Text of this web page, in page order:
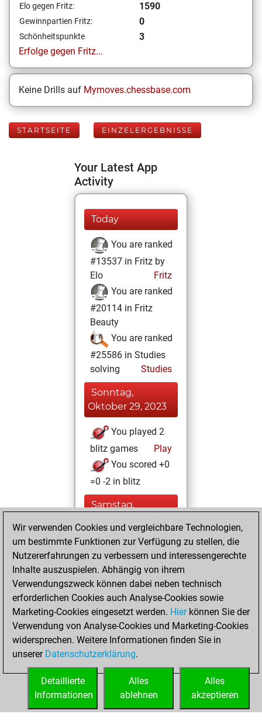
Elo gegen Fritz: 1590
Gewinnpartien Fritz: 0
Schönheitspunkte
3
Erfolge gegen Fritz...
Keine Drills auf Mymoves.chessbase.com
STARTSEITE EINZELERGEBNISSE
Your Latest App
Activity
Today
You are ranked
#13537 in Fritz by
Elo
Fritz
You are ranked
#20114 in Fritz
Beauty
You are ranked
#25586 in Studies
solving
Studies
Sonntag,
Oktober 29, 2023
You played 2
blitz games
Play
You scored +0
=0 -2 in blitz
Samstag,
You achieved a
BeautyScore of 3
Fritz
achieved a new Elo
of 1590
You created
your Fritz account
You created
your Studies account
Studies
Wir verwenden Cookies und vergleichbare Technologien,
um bestimmte Funktionen zur Verfügung zu stellen, die
Nutzererfahrungen zu verbessern und interessengerechte
Inhalte auszuspielen. Abhängig von ihrem
Verwendungszweck können dabei neben technisch
erforderlichen Cookies auch Analyse-Cookies sowie
Marketing-Cookies eingesetzt werden. Hierkönnen Sie der
Verwendung von Analyse-Cookies und Marketing-Cookies
widersprechen. Weitere Informationen finden Sie in
unserer Datenschutzerklärung.
Alles
akzeptieren
Alles
ablehnen
Detaillierte
Informationen